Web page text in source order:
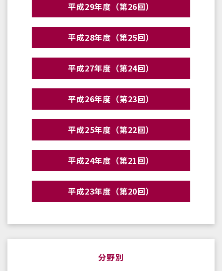
平成29年度（第26回）
平成28年度（第25回）
平成27年度（第24回）
平成26年度（第23回）
平成25年度（第22回）
平成24年度（第21回）
平成23年度（第20回）
分野別